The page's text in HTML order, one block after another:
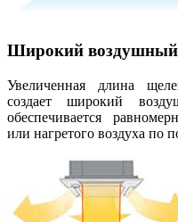
Широкий воздушный
Увеличенная длина
создает широкий
обеспечивается
или нагретого воздуха по